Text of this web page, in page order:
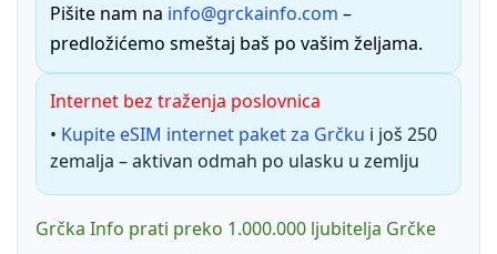
Pišite nam na info@grckainfo.com –
predložićemo smeštaj baš po vašim željama.
Internet bez traženja poslovnica
• Kupite eSIM internet paket za Grčku i još 250
zemalja – aktivan odmah po ulasku u zemlju
Grčka Info prati preko 1.000.000 ljubitelja Grčke